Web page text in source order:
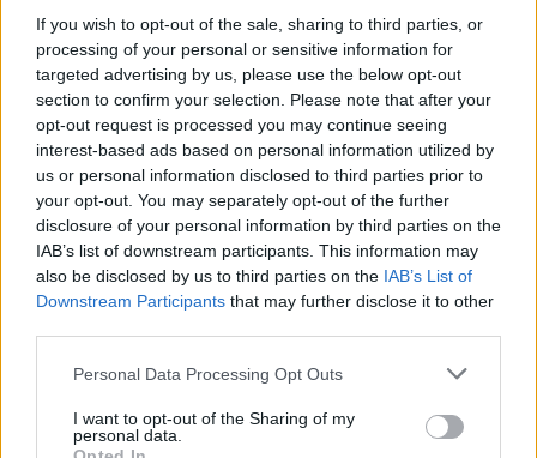
If you wish to opt-out of the sale, sharing to third parties, or
processing of your personal or sensitive information for
targeted advertising by us, please use the below opt-out
section to confirm your selection. Please note that after your
opt-out request is processed you may continue seeing
interest-based ads based on personal information utilized by
us or personal information disclosed to third parties prior to
your opt-out. You may separately opt-out of the further
disclosure of your personal information by third parties on the
IAB’s list of downstream participants. This information may
also be disclosed by us to third parties on the IAB’s List of
Downstream Participants that may further disclose it to other
Please note that this website/app uses one or more Google
not limited to your visit or usage behaviour. You may click to
grant or deny consent to Google and its third-party tags to
Personal Data Processing Opt Outs
I want to opt-out of the Sharing of my
personal data.
A sümegi vár fejlesztésére összesen 822
millió forintot fordítanak, a felújítás során a
kisbástya védőtetőt kap, tervezik a
felvonóhíd rekonstrukcióját, az Öreg-torony
alsó termében a panoptikum fejlesztését,
valamint a kápolna külső-belső felújítását, a
nyílászárók cseréjét. A jelenlegi ajándékbolt
helyén kap helyet a lovagterem, ahol
fegyverkiállítást rendeznek be, hogy a 16-17.
századból származó szúró- és
vágófegyvereket bemutassák. A projekt
részét képezi még hangosító- és
fénytechnikai berendezések beszerzése,
úgynevezett audioguide rendszer kiépítése.
Emellett biztosítják a mozgáskorlátozottak
feljutását a várba - közölte Papp Imre